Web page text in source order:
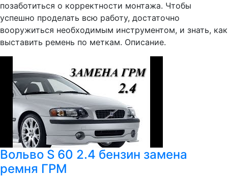
позаботиться о корректности монтажа. Чтобы
успешно проделать всю работу, достаточно
вооружиться необходимым инструментом, и знать, как
выставить ремень по меткам. Описание.
Вольво S 60 2.4 бензин замена
ремня ГРМ